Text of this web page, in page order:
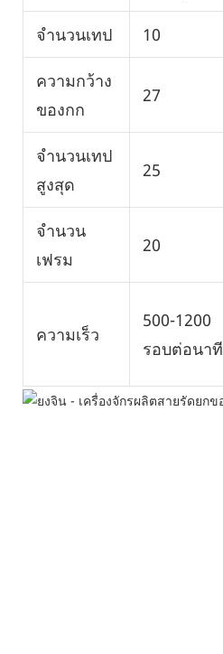
จำนวนเทป 10
ความกว้าง
ของกก
27
จำนวนเทป
สูงสุด
25
จำนวน
เฟรม
20
ความเร็ว
500-1200
รอบต่อนาที